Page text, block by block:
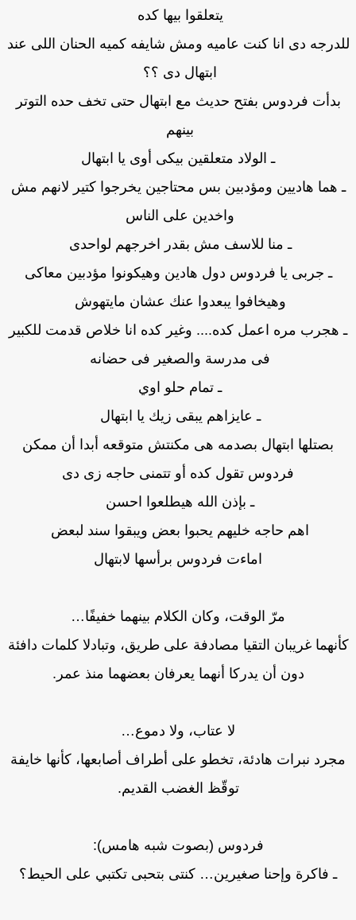
يتعلقوا بيها كده
دى انا كنت عاميه ومش شايفه كميه الحنان اللى عند
ابتهال دى ؟؟
بدأت فردوس بفتح حديث مع ابتهال حتى تخف حده التوتر
بينهم
ـ الولاد متعلقين بيكى أوى يا ابتهال
هما هاديين ومؤدبين بس محتاجين يخرجوا كتير لانهم مش
واخدين على الناس
ـ منا للاسف مش بقدر اخرجهم لواحدى
ـ جربى يا فردوس دول هادين وهيكونوا مؤدبين معاكى
وهيخافوا يبعدوا عنك عشان مايتهوش
هجرب مره اعمل كده.... وغير كده انا خلاص قدمت للكبير
فى مدرسة والصغير فى حضانه
ـ تمام حلو اوي
ـ عايزاهم يبقى زيك يا ابتهال
بصتلها ابتهال بصدمه هى مكنتش متوقعه أبدا أن ممكن
فردوس تقول كده أو تتمنى حاجه زى دى
ـ بإذن الله هيطلعوا احسن
اهم حاجه خليهم يحبوا بعض ويبقوا سند لبعض
اماءت فردوس برأسها لابتهال
مرّ الوقت، وكان الكلام بينهما خفيفًا…
غريبان التقيا مصادفة على طريق، وتبادلا كلمات دافئة
دون أن يدركا أنهما يعرفان بعضهما منذ عمر.
لا عتاب، ولا دموع…
نبرات هادئة، تخطو على أطراف أصابعها، كأنها خايفة
توقّظ الغضب القديم.
فردوس (بصوت شبه هامس):
ـ فاكرة وإحنا صغيرين… كنتى بتحبى تكتبي على الحيط؟